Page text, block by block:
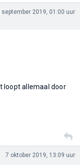
september 2019, 01:00 uur
loopt allemaal door
7 oktober 2019, 13:09 uur